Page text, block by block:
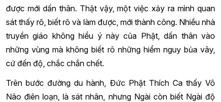
được mới dấn thân. Thật vậy, một việc xảy ra mình quan
sát thấy rõ, biết rõ và làm được, mới thành công. Nhiều nhà
truyền giáo không hiểu ý này của Phật, dấn thân vào
những vùng mà không biết rõ những hiểm nguy bủa vây,
cứ đến độ, chắc chắn chết.
Trên bước đường du hành, Đức Phật Thích Ca thấy Vô
Não điên loạn, là sát nhân, nhưng Ngài còn biết Ngài độ